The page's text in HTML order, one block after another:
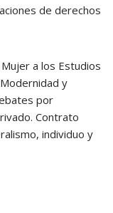
de derechos
a los Estudios
y
por
Contrato
individuo y